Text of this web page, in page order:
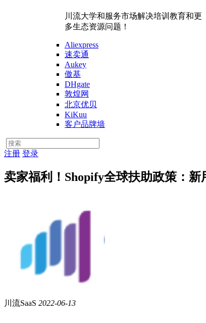
川流大学和服务市场解决培训教育和更
多生态资源问题！
Aliexpress
速卖通
Aukey
傲基
DHgate
敦煌网
北京优贝
KiKuu
客户品牌墙
注册 登录
卖家福利！Shopify全球扶助政策：新
川流SaaS 2022-06-13